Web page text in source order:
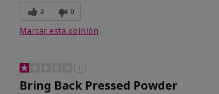
3 0
Marcar esta opinión
1
Bring Back Pressed Powder